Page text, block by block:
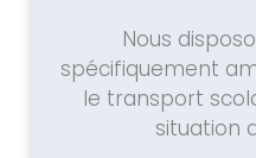
Nous
spécifiquement
le transport
situation